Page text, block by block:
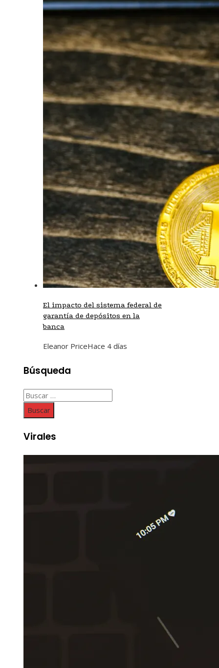
El impacto del sistema federal de
garantía de depósitos en la
banca
Eleanor PriceHace 4 días
Búsqueda
Buscar:
Virales